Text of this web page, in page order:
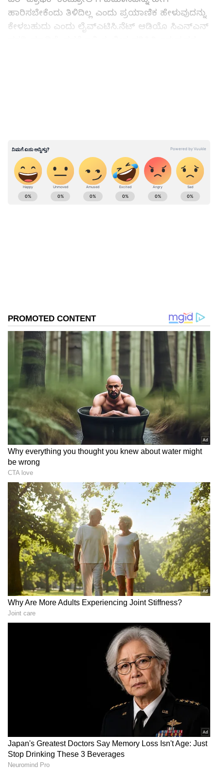
ಹಾರಿಸಬೇಕೆಂದು ತಿಳಿದಿಲ್ಲ ಎಂದು ಪ್ರಯಾಣಿಕ ಹೇಳುವುದನ್ನು
ಕೇಳಬಹುದು ಎಂದು ಲೈವ್‌ಎಟಿಸಿ.ನೆಟ್ ಆಡಿಯೊ ಸಿಎನ್‌ಎನ್
ಒಟ್ಟಿಗೆ ವಿಮಾನ ಹಾರಿಸಿದ ಅಮ್ಮ ಮಗ ಪೈಲಟ್‌ ಜೋಡಿ :
ವಿಡಿಯೋ ವೈರಲ್‌
ವಿಮಾನದ ರೆಕ್ಕೆಗಳ ಮಟ್ಟವನ್ನು ನಿಯಂತ್ರಣದಲ್ಲಿಟ್ಟುಕೊಳ್ಳಲು
ಪ್ರಯತ್ನಿಸಿ ಮತ್ತು ನೀವು ನನಗಾಗಿ ವಿಮಾನವನ್ನು ಇಳಿಸಲು
ಪ್ರಾರಂಭಿಸಬಹುದೇ ಎಂದು ನೋಡಿ. ನಿಯಂತ್ರಣಗಳನ್ನು
ಮುಂದಕ್ಕೆ ಒತ್ತಿ ಮತ್ತು ಅತ್ಯಂತ ನಿಧಾನಗತಿಯಲ್ಲಿ ಇಳಿಯಿರಿ
ಎಂದು ಏರ್ ಟ್ರಾಫಿಕ್ ಕಂಟ್ರೋಲರ್ ವ್ಯಕ್ತಿಗೆ ಹೇಳುವುದನ್ನು
ಆಡಿಯೋದಲ್ಲಿ ಕೇಳಬಹುದು. ಉತ್ತರ ಅಥವಾ ದಕ್ಷಿಣದ
ಕಡೆಯ ಕರಾವಳಿಯತ್ತ ಸಾಗಿ. ನಾವು ನಿಮ್ಮನ್ನು ಪತ್ತೆಹಚ್ಚಲು
ಪ್ರಯತ್ನಿಸುತ್ತಿದ್ದೇವೆ ಎಂದು ಆಡಿಯೋದಲ್ಲಿ ಏರ್ ಕಂಟ್ರೋಲ್
ರೂಮ್‌ ಸಿಬ್ಬಂದಿ ಅಪರಿಚಿತ ಪ್ರಯಾಣಿಕನಿಗೆ ಮಾಹಿತಿ
ನೀಡಿದ್ದಾರೆ.
ABOUT THE AUTHOR
DOWNLOAD APP
ಕರ್ನಾಟಕ, ಭಾರತ (India News
) ಮತ್ತು ಜಗತ್ತಿನ
ಕ್ಷಣಕ್ಷಣದ ಕನ್ನಡ ಸುದ್ದಿ (Kannada News
ಅಪ್ಡೇಟ್‌ಗಳಿಗಾಗಿ ಏಷ್ಯಾನೆಟ್ ಸುವರ್ಣ ನ್ಯೂಸ್‌ ಫಾಲೋ
ಮಾಡಿ. ಬ್ರೇಕಿಂಗ್ ಸುದ್ದಿ (
Latest Kannada News ),
ವಿಶೇಷ ವರದಿಗಳು ಮತ್ತು ನೇರ ಪ್ರಸಾರಗಳೊಂದಿಗೆ
kannada news live) ಸಂಪೂರ್ಣ ಮಾಹಿತಿ ಒಂದೇ
ಕ್ಲಿಕ್‌ನಲ್ಲಿ ಲಭ್ಯ. ಏಷ್ಯಾನೆಟ್ ಸುವರ್ಣ ನ್ಯೂಸ್ ಅಧಿಕೃತ
ಆ್ಯಪ್ ಡೌನ್‌ಲೋಡ್ ಮಾಡಿ ಹಾಗು ಎಲ್ಲಾ ಅಪ್‌ಡೇಟ್
ಗಳನ್ನು ಪಡೆಯಿರಿ